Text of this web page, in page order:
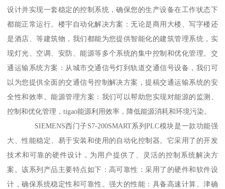
设计并实现一套稳定的控制系统，确保您的生产设备在工作状态下
都能正常运行。楼宇自动化解决方案：无论是商用大楼、写字楼还
是酒店、等建筑物，我们都能为您提供智能化的建筑管理系统，实
现灯光、空调、安防、能源等多个系统的集中控制和优化管理。交
通运输系统方案：从城市交通信号灯到轨道交通信号设备，我们可
以为您提供全面的交通信号控制解决方案，提稿交通运输系统的安
全性和效率。能源管理方案：我们可以帮助您实现对能源的监测、
控制和优化管理，tigao能源利用效率，降低能源消耗和环境污染。
SIEMENS西门子S7-200SMART系列PLC模块是一款功能强
大、性能稳定、易于安装和使用的自动化控制器。它采用了的开发
技术和可靠的硬件设计，为用户提供了、灵活的控制系统解决方
案。该系列产品主要特点如下：高可靠性：采用了的硬件和软件设
计，确保系统稳定性和可靠性。强大的性能：具备高速计算、津确